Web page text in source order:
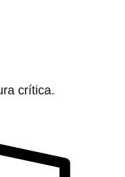
crítica.